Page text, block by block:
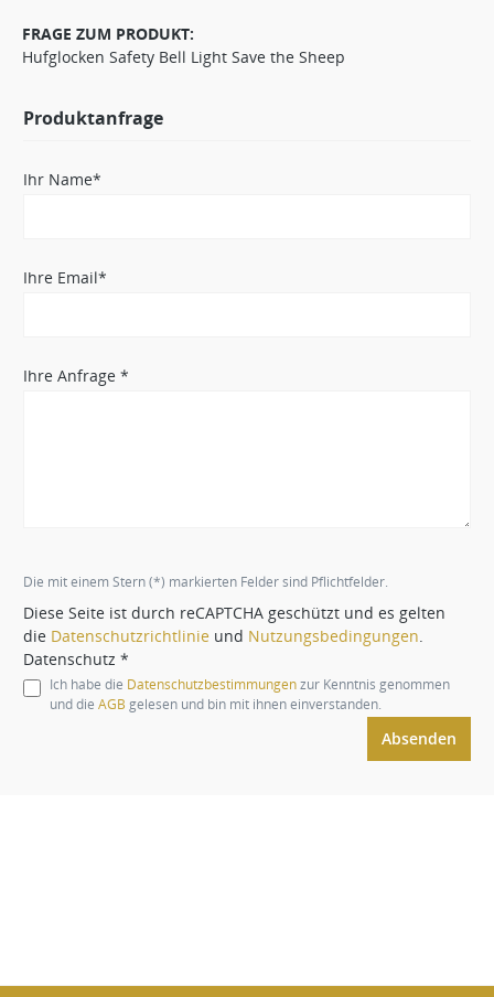
FRAGE ZUM PRODUKT:
Hufglocken Safety Bell Light Save the Sheep
Produktanfrage
Ihr Name*
Ihre Email*
Ihre Anfrage *
Die mit einem Stern (*) markierten Felder sind Pflichtfelder.
Diese Seite ist durch reCAPTCHA geschützt und es gelten
die Datenschutzrichtlinie und Nutzungsbedingungen
Datenschutz *
Ich habe die Datenschutzbestimmungenzur Kenntnis genommen
und die AGB gelesen und bin mit ihnen einverstanden.
Absenden